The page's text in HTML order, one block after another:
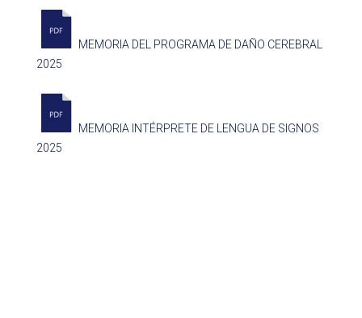
MEMORIA DEL PROGRAMA DE DAÑO CEREBRAL
2025
MEMORIA INTÉRPRETE DE LENGUA DE SIGNOS
2025